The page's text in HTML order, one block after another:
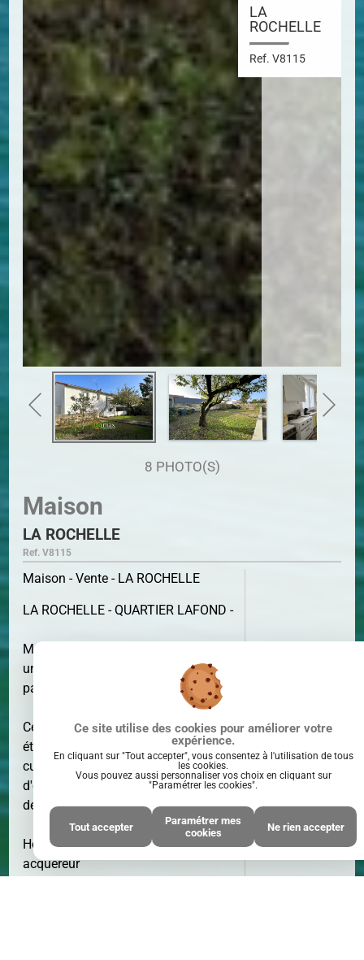
LA
ROCHELLE
Ref. V8115
8 PHOTO(S)
Maison
LA ROCHELLE
Ref. V8115
Maison - Vente - LA ROCHELLE
LA ROCHELLE - QUARTIER LAFOND -
Maison des années 50 située dans
une impasse au calme sur une
parcelle de 390 m² .
Cette maison se compose au 1er
étage d'une entrée, d'un séjour, une
cuisine, deux chambres, une salle
d'eau et un WC. Un rez-de-chaussée
de 64 m² avec garage.
Honoraires : 4 % TTC inclus charge
acquéreur
PIÈCE(S)
PIÈCE(S)
Ce site utilise des cookies pour améliorer votre
expérience.
En cliquant sur "Tout accepter", vous consentez à l'utilisation de tous
les cookies.
Vous pouvez aussi personnaliser vos choix en cliquant sur
"Paramétrer les cookies".
Tout accepter
Paramétrer mes
cookies
Ne rien accepter